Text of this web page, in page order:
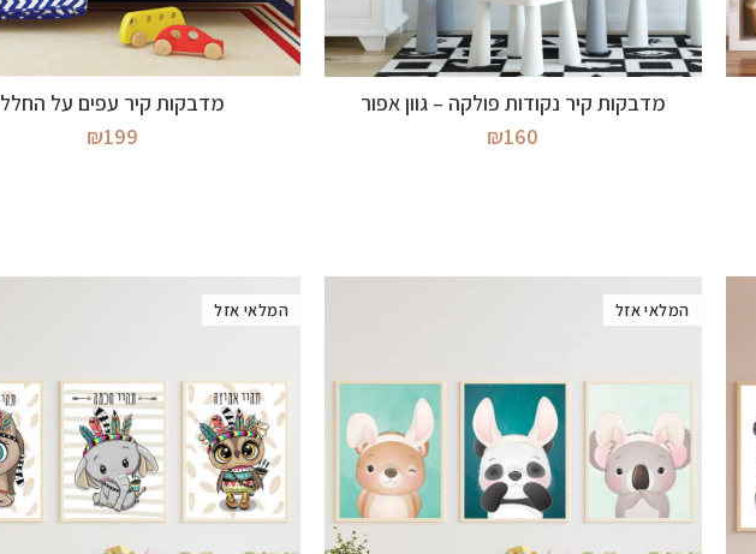
מידע נוסף
מדבקות קיר נקודות פולקה – גוון אפור
₪160
מידע נוסף
מדבקות קיר עפים על החלל
₪199
המלאי אזל המלאי אזל